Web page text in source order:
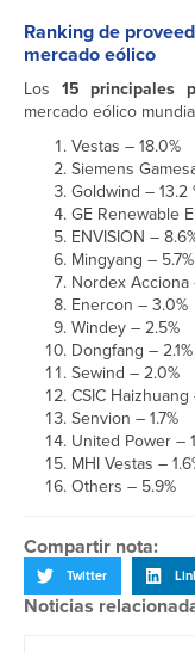
Ranking de
mercado eólico
Los 15 principales
mercado eólico
Vestas – 18.0%
Siemens
Goldwind – 13.2
GE Renewable
ENVISION –
Mingyang – 5.7%
Nordex Acciona
Enercon – 3.0%
Windey – 2.5%
Dongfang – 2.1%
Sewind – 2.0%
CSIC Haizhuang
Senvion – 1.7%
United Power –
MHI Vestas –
Others – 5.9%
Compartir nota:
Twitter
Noticias